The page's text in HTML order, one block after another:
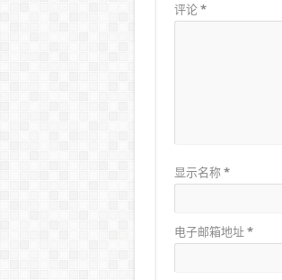
评论 *
显示名称 *
电子邮箱地址 *